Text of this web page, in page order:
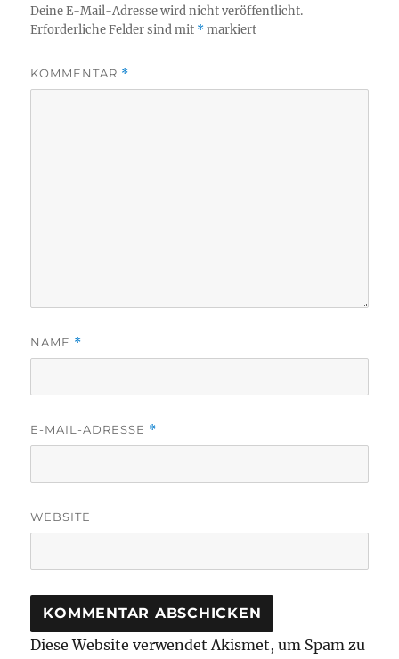
Deine E-Mail-Adresse wird nicht veröffentlicht.
Erforderliche Felder sind mit *markiert
KOMMENTAR *
NAME *
E-MAIL-ADRESSE *
WEBSITE
Diese Website verwendet Akismet, um Spam zu